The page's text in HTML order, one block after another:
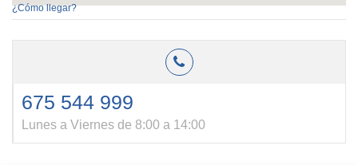
¿Cómo llegar?
675 544 999
Lunes a Viernes de 8:00 a 14:00